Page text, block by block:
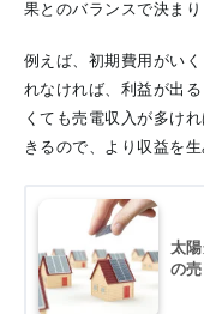
果とのバランスで決まり
例えば、初期費用がい
れなければ、利益が出
くても売電収入が多け
きるので、より収益を
太
の